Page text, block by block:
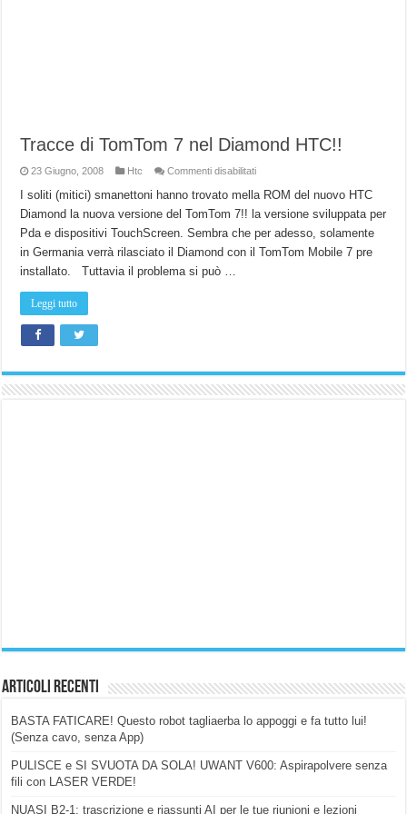
Tracce di TomTom 7 nel Diamond HTC!!
23 Giugno, 2008 Htc Commenti disabilitatisu
di
TomTom
7
Diamond
HTC!!
I soliti (mitici) smanettoni hanno trovato mella ROM del nuovo HTC
Diamond la nuova versione del TomTom 7!! la versione sviluppata per
Pda e dispositivi TouchScreen. Sembra che per adesso, solamente
in Germania verrà rilasciato il Diamond con il TomTom Mobile 7 pre
installato. Tuttavia il problema si può …
Leggi tutto
Articoli Recenti
BASTA FATICARE! Questo robot tagliaerba lo appoggi e fa tutto lui!
(Senza cavo, senza App)
PULISCE e SI SVUOTA DA SOLA! UWANT V600: Aspirapolvere senza
fili con LASER VERDE!
NUASI B2-1: trascrizione e riassunti AI per le tue riunioni e lezioni